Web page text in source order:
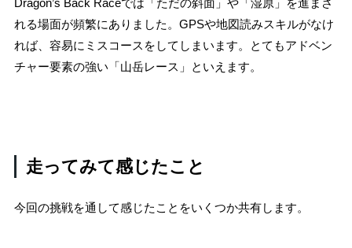
Dragon’s Back Raceでは「ただの斜面」や「湿原」を進まさ
れる場面が頻繁にありました。GPSや地図読みスキルがなけ
れば、容易にミスコースをしてしまいます。とてもアドベン
チャー要素の強い「山岳レース」といえます。
走ってみて感じたこと
今回の挑戦を通して感じたことをいくつか共有します。